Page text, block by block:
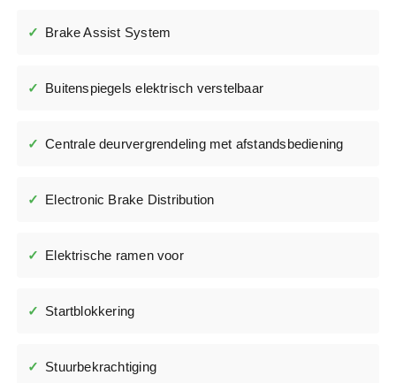
Brake Assist System
Buitenspiegels elektrisch verstelbaar
Centrale deurvergrendeling met afstandsbediening
Electronic Brake Distribution
Elektrische ramen voor
Startblokkering
Stuurbekrachtiging